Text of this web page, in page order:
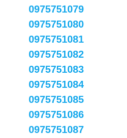
0975751079
0975751080
0975751081
0975751082
0975751083
0975751084
0975751085
0975751086
0975751087